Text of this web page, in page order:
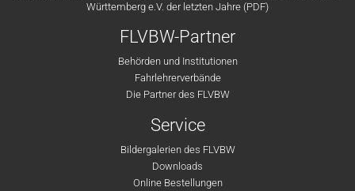
Württemberg e.V. der letzten Jahre (PDF)
FLVBW-Partner
Behörden und Institutionen
Fahrlehrerverbände
Die Partner des FLVBW
Service
Bildergalerien des FLVBW
Downloads
Online Bestellungen